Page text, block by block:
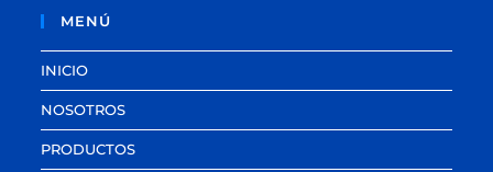
MENÚ
INICIO
NOSOTROS
PRODUCTOS